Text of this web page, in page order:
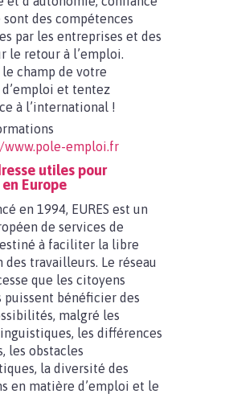
sont des compétences
par les entreprises et des
le retour à l’emploi.
le champ de votre
et tentez
à l’international !
www.pole-emploi.fr
utiles pour
Europe
en 1994, EURES est un
de services de
à faciliter la libre
travailleurs. Le réseau
que les citoyens
puissent bénéficier des
malgré les
les différences
les obstacles
la diversité des
en matière d’emploi et le